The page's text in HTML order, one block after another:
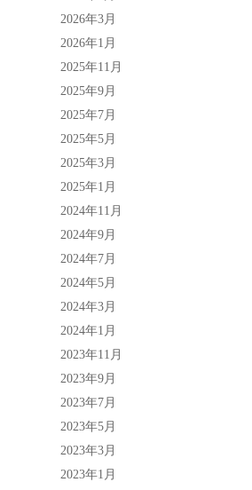
2026年3月
2026年1月
2025年11月
2025年9月
2025年7月
2025年5月
2025年3月
2025年1月
2024年11月
2024年9月
2024年7月
2024年5月
2024年3月
2024年1月
2023年11月
2023年9月
2023年7月
2023年5月
2023年3月
2023年1月